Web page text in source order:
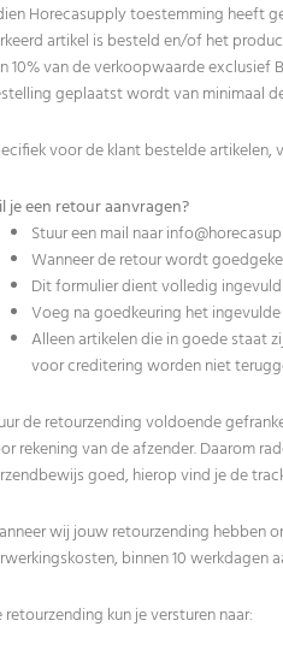
Horecasupply toestemming heeft
artikel is besteld en/of het
10% van de verkoopwaarde exclusief
geplaatst wordt van minimaal
voor de klant bestelde
je een retour aanvragen?
Stuur een mail naar
Wanneer de retour wordt
Dit formulier dient volledig
Voeg na goedkeuring het
Alleen artikelen die in goede staat
voor creditering worden niet
de retourzending voldoende
rekening van de afzender. Daarom
goed, hierop vind je de
wij jouw retourzending hebben
binnen 10 werkdagen
retourzending kun je versturen naar: